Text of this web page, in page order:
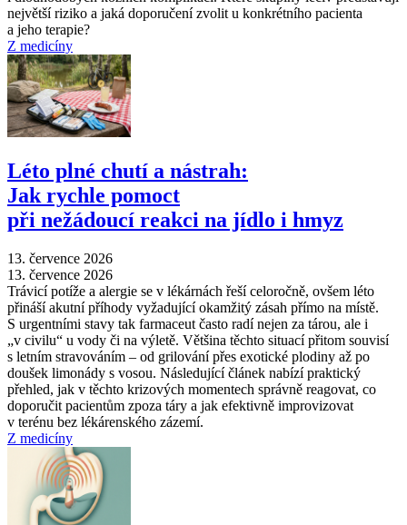
největší riziko a jaká doporučení zvolit u konkrétního pacienta
a jeho terapie?
Z medicíny
Léto plné chutí a nástrah:
Jak rychle pomoct
při nežádoucí reakci na jídlo i hmyz
13. července 2026
13. července 2026
Trávicí potíže a alergie se v lékárnách řeší celoročně, ovšem léto
přináší akutní příhody vyžadující okamžitý zásah přímo na místě.
S urgentními stavy tak farmaceut často radí nejen za tárou, ale i
„v civilu“ u vody či na výletě. Většina těchto situací přitom souvisí
s letním stravováním –⁠ od grilování přes exotické plodiny až po
doušek limonády s vosou. Následující článek nabízí praktický
přehled, jak v těchto krizových momentech správně reagovat, co
doporučit pacientům zpoza táry a jak efektivně improvizovat
v terénu bez lékárenského zázemí.
Z medicíny